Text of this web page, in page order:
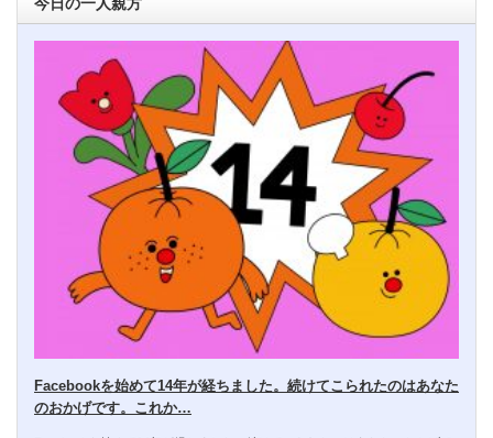
Facebookを始めて14年が経ちました。続けてこられたのはあなた
のおかげです。これか…